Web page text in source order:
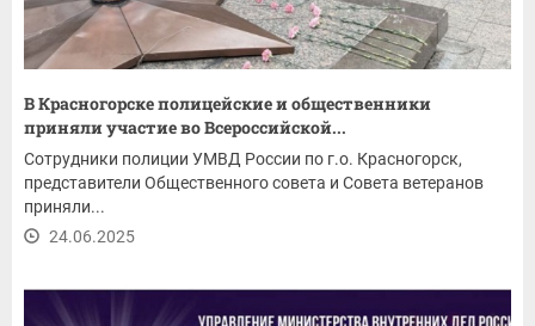
В Красногорске полицейские и общественники
приняли участие во Всероссийской...
Сотрудники полиции УМВД России по г.о. Красногорск,
представители Общественного совета и Совета ветеранов
приняли...
24.06.2025